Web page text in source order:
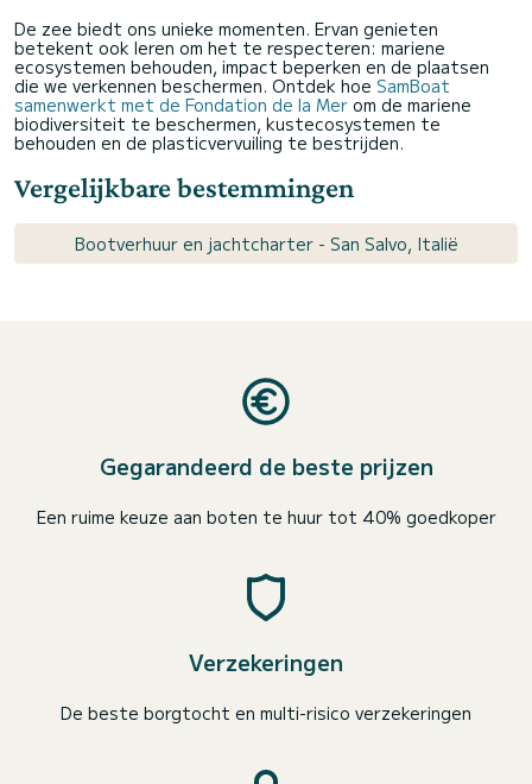
De zee biedt ons unieke momenten. Ervan genieten
betekent ook leren om het te respecteren: mariene
ecosystemen behouden, impact beperken en de plaatsen
die we verkennen beschermen. Ontdek hoe SamBoat
samenwerkt met de Fondation de la Mer om de mariene
biodiversiteit te beschermen, kustecosystemen te
behouden en de plasticvervuiling te bestrijden.
Vergelijkbare bestemmingen
Bootverhuur en jachtcharter - San Salvo, Italië
Gegarandeerd de beste prijzen
Een ruime keuze aan boten te huur tot 40% goedkoper
Verzekeringen
De beste borgtocht en multi-risico verzekeringen